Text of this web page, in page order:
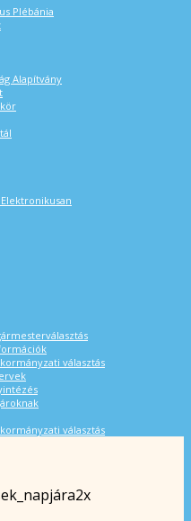
Plébánia
Alapítvány
választás
választás